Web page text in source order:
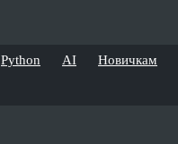
Python AI Новичкам